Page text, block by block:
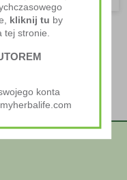
kliknij tu by
tej stronie.
konta